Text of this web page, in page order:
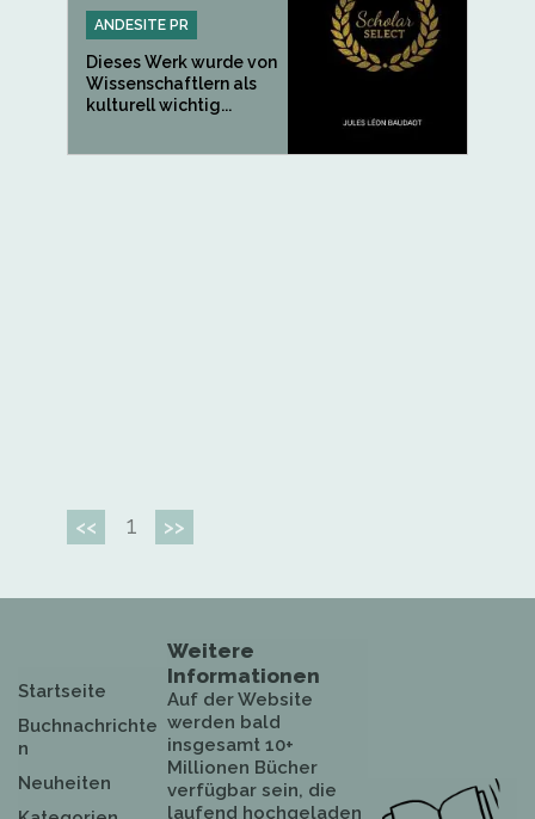
ANDESITE PR
Dieses Werk wurde von
Wissenschaftlern als
kulturell wichtig...
<< 1 >>
Startseite
Buchnachrichte
n
Neuheiten
Weitere
Informationen
Auf der Website
werden bald
insgesamt 10+
Millionen Bücher
verfügbar sein, die
laufend hochgeladen